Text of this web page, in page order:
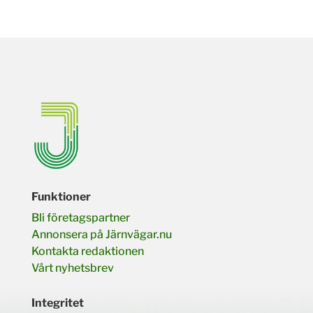
Funktioner
Bli företagspartner
Annonsera på Järnvägar.nu
Kontakta redaktionen
Vårt nyhetsbrev
Integritet